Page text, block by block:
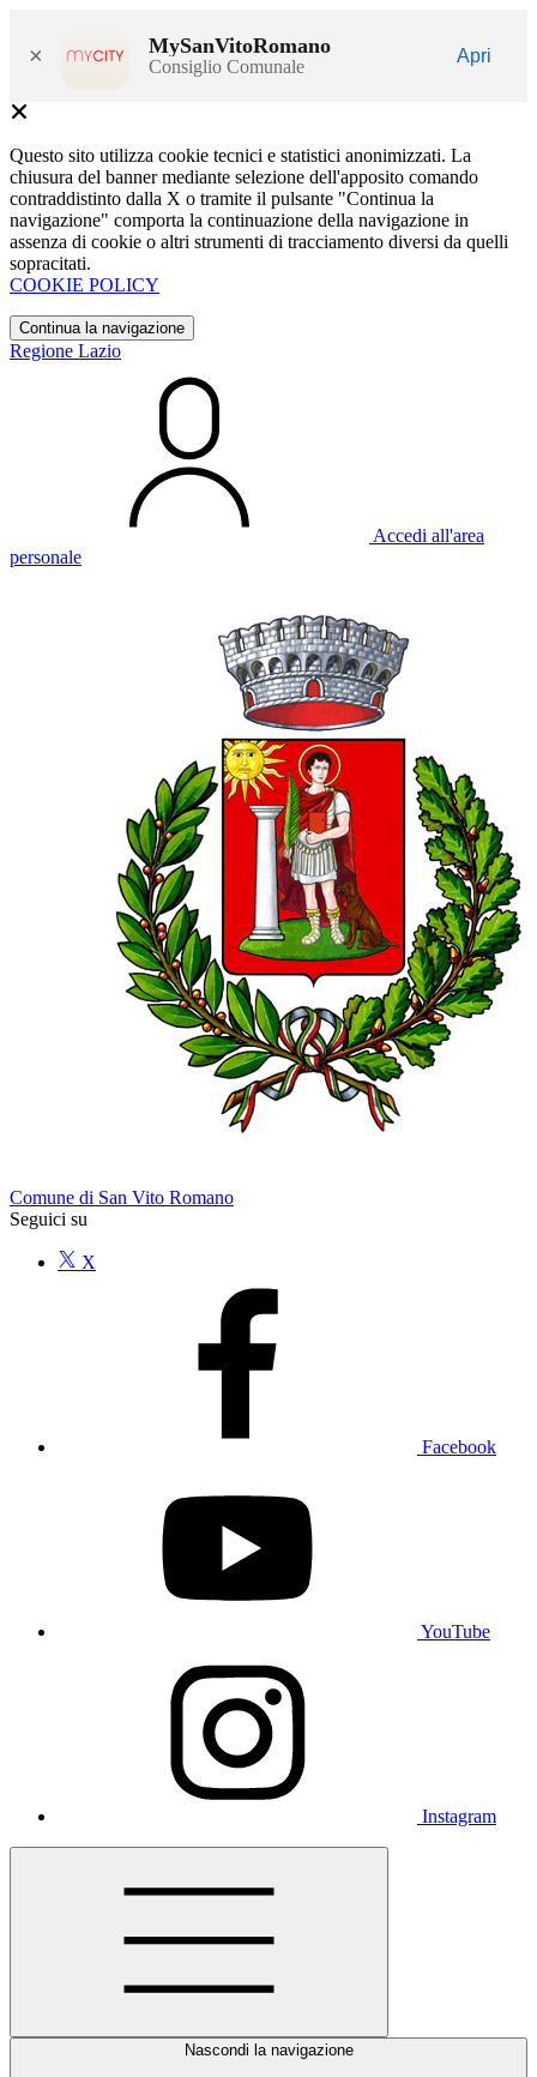
× MySanVitoRomano
Consiglio Comunale
Apri
Questo sito utilizza cookie tecnici e statistici anonimizzati. La
chiusura del banner mediante selezione dell'apposito comando
contraddistinto dalla X o tramite il pulsante "Continua la
navigazione" comporta la continuazione della navigazione in
assenza di cookie o altri strumenti di tracciamento diversi da quelli
sopracitati.
COOKIE POLICY
Continua la navigazione
Regione Lazio
Accedi all'area
personale
Comune di San Vito Romano
Seguici su
X
Facebook
YouTube
Instagram
Nascondi la navigazione